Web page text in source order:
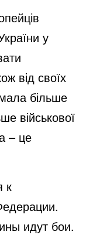
у
від своїх
більше
військової
– це
к
идут бои.